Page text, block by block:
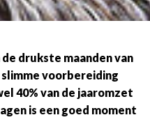
drukste maanden van
slimme voorbereiding
40% van de jaaromzet
is een goed moment